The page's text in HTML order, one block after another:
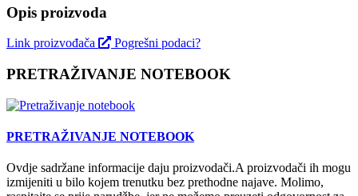
Opis proizvoda
Link proizvođača Pogrešni podaci?
PRETRAŽIVANJE NOTEBOOK
PRETRAŽIVANJE NOTEBOOK
Ovdje sadržane informacije daju proizvodači.A proizvodači ih mogu
izmijeniti u bilo kojem trenutku bez prethodne najave. Molimo,